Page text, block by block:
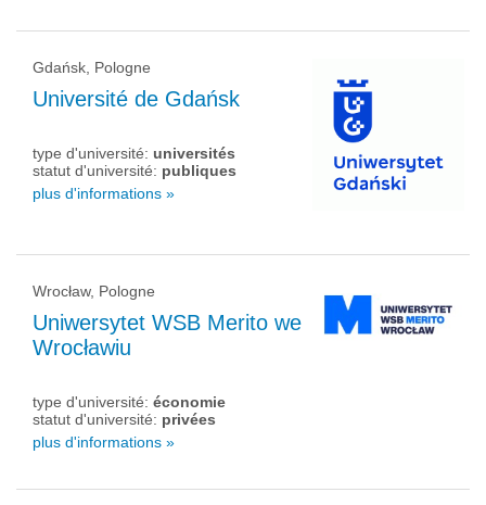
Gdańsk, Pologne
Université de Gdańsk
type d'université: universités
statut d'université: publiques
plus d'informations »
Wrocław, Pologne
Uniwersytet WSB Merito we
Wrocławiu
type d'université: économie
statut d'université: privées
plus d'informations »